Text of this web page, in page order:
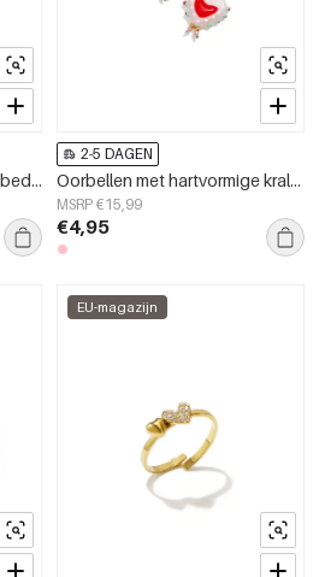
14K verguld roestvrijstalen bedelarmbanden met hartje, dagelijkse eenvoudige serie, damessieraden
2-5 DAGEN
Oorbellen met hartvormige kralen van 14-karaats verguld roestvrij staal, Simple Daily Simple serie, damessieraden
MSRP €15,99
€4,95
EU-magazijn